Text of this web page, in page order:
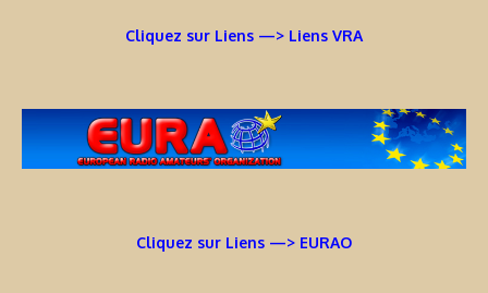
Cliquez sur Liens —> Liens VRA
Cliquez sur Liens —> EURAO